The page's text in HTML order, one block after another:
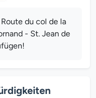
du col de la
- St. Jean de